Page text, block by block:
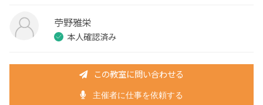
苧野雅栄
本人確認済み
この教室に問い合わせる
主催者に仕事を依頼する